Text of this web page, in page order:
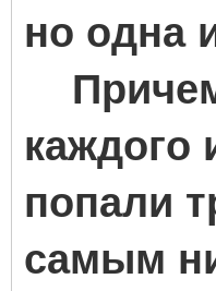
но одна
Причем
каждого
попали
самым